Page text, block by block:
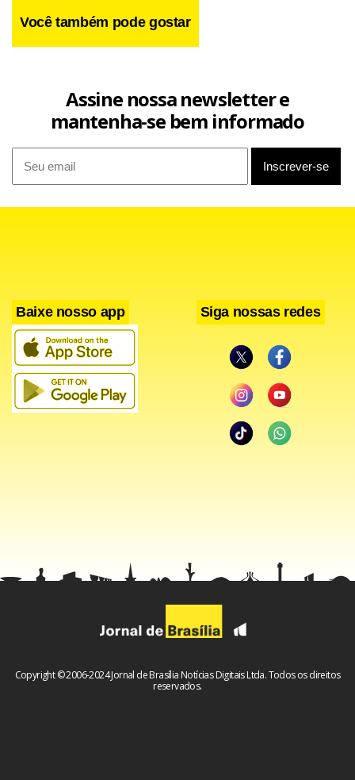
Você também pode gostar
Assine nossa newsletter e
mantenha-se bem informado
Baixe nosso app Siga nossas redes
Copyright © 2006-2024 Jornal de Brasília Notícias Digitais Ltda. Todos os direitos
reservados.